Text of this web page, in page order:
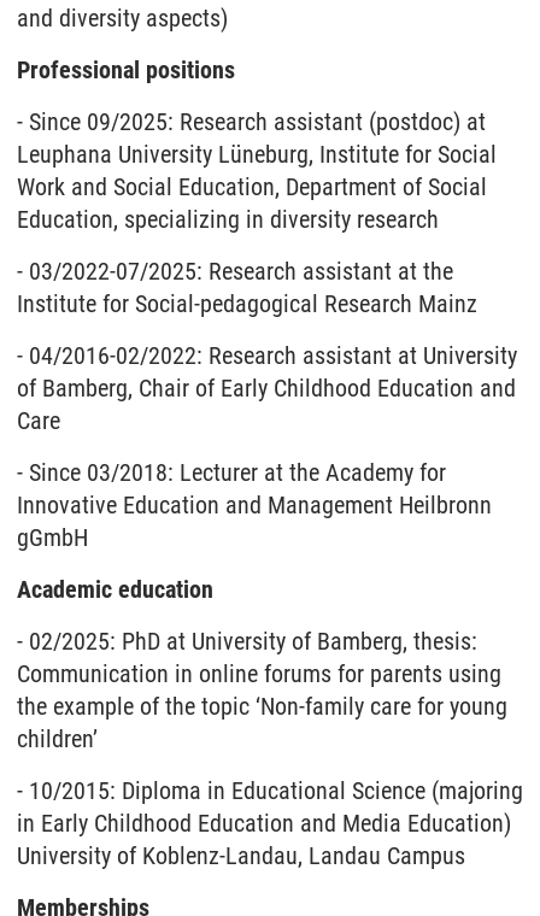
and diversity aspects)
Professional positions
- Since 09/2025: Research assistant (postdoc) at
Leuphana University Lüneburg, Institute for Social
Work and Social Education, Department of Social
Education, specializing in diversity research
- 03/2022-07/2025: Research assistant at the
Institute for Social-pedagogical Research Mainz
- 04/2016-02/2022: Research assistant at University
of Bamberg, Chair of Early Childhood Education and
Care
- Since 03/2018: Lecturer at the Academy for
Innovative Education and Management Heilbronn
gGmbH
Academic education
- 02/2025: PhD at University of Bamberg, thesis:
Communication in online forums for parents using
the example of the topic ‘Non-family care for young
children’
- 10/2015: Diploma in Educational Science (majoring
in Early Childhood Education and Media Education)
University of Koblenz-Landau, Landau Campus
Memberships